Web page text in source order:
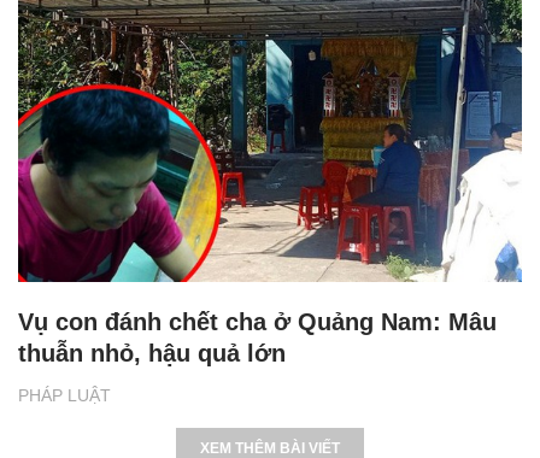
PHÁP LUẬT
Vụ con đánh chết cha ở Quảng Nam: Mâu
thuẫn nhỏ, hậu quả lớn
XEM THÊM BÀI VIẾT